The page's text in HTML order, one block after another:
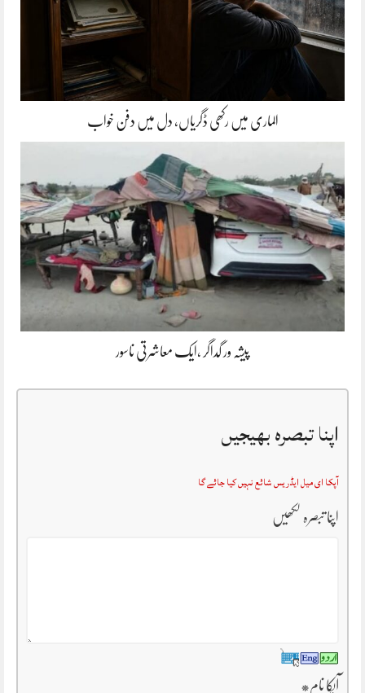
الماری میں رکھی ڈگریاں، دل میں دفن خواب
پیشہ ور گداگر ،ایک معاشرتی ناسور
اپنا تبصرہ بھیجیں
آپکا ای میل ایڈریس شائع نہیں کیا جائے گا
اپنا تبصرہ لکھیں
آپکا نام*